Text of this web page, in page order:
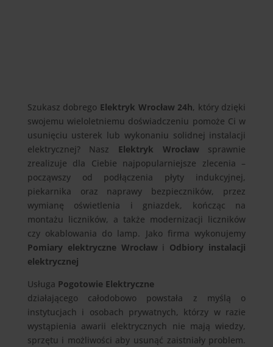
Szukasz dobrego Elektryk Wrocław 24h, który dzięki
swojemu wieloletniemu doświadczeniu pomoże Ci w
usunięciu usterek lub wykonaniu solidnej instalacji
elektrycznej? Nasz Elektryk Wrocławsprawnie
zrealizuje dla Ciebie najpopularniejsze zlecenia –
począwszy od podłączenia płyty indukcyjnej,
piekarnika oraz naprawy bezpieczników, przez
wymianę oświetlenia i gniazdek, kończąc na
montażu liczników, a także modernizacji liczników
czy okablowania do lamp. Jako firma wykonujemy
Pomiary elektryczne Wrocławi Odbiory instalacji
elektrycznej
Usługa Pogotowie Elektryczne
działającego całodobowo powstała z myślą o
instytucjach i osobach prywatnych, którzy w razie
wystąpienia awarii elektrycznych nie mają wiedzy,
sprzętu i możliwości aby usunąć zaistniały problem.